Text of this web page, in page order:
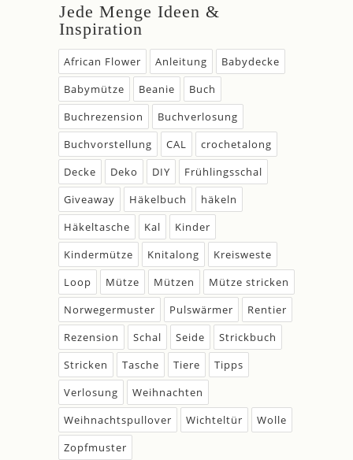
Jede Menge Ideen &
Inspiration
African Flower Anleitung
Babydecke
Babymütze
Beanie
Buch
Buchrezension
Buchverlosung
Buchvorstellung
CAL
crochetalong
Decke
Deko DIY
Frühlingsschal
Giveaway
Häkelbuch
häkeln
Häkeltasche
Kal
Kinder
Kindermütze
Knitalong
Kreisweste
Loop
Mütze Mützen
Mütze stricken
Norwegermuster
Pulswärmer
Rentier
Rezension
Schal Seide
Strickbuch
Stricken
Tasche Tiere
Tipps
Verlosung
Weihnachten
Weihnachtspullover
Wichteltür
Wolle
Zopfmuster